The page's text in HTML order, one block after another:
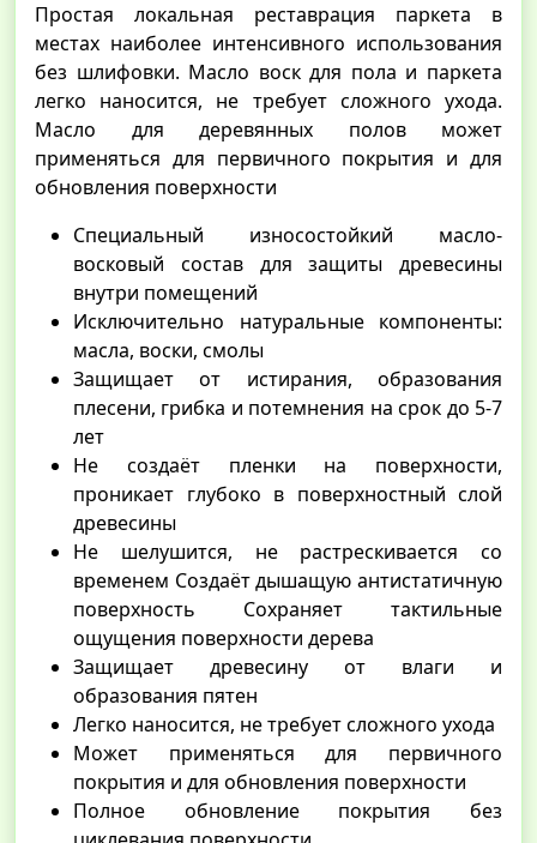
Простая локальная реставрация паркета в
местах наиболее интенсивного использования
без шлифовки. Масло воск для пола и паркета
легко наносится, не требует сложного ухода.
Масло для деревянных полов может
применяться для первичного покрытия и для
обновления поверхности
Специальный износостойкий масло-
восковый состав для защиты древесины
внутри помещений
Исключительно натуральные компоненты:
масла, воски, смолы
Защищает от истирания, образования
плесени, грибка и потемнения на срок до 5-7
лет
Не создаёт пленки на поверхности,
проникает глубоко в поверхностный слой
древесины
Не шелушится, не растрескивается со
временем Создаёт дышащую антистатичную
поверхность Сохраняет тактильные
ощущения поверхности дерева
Защищает древесину от влаги и
образования пятен
Легко наносится, не требует сложного ухода
Может применяться для первичного
покрытия и для обновления поверхности
Полное обновление покрытия без